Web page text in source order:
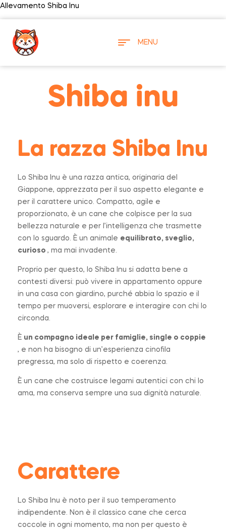
Allevamento Shiba Inu
MENU
Shiba inu
La razza Shiba Inu
Lo Shiba Inu è una razza antica, originaria del
Giappone, apprezzata per il suo aspetto elegante e
per il carattere unico. Compatto, agile e
proporzionato, è un cane che colpisce per la sua
bellezza naturale e per l’intelligenza che trasmette
con lo sguardo. È un animale equilibrato, sveglio,
curioso , ma mai invadente.
Proprio per questo, lo Shiba Inu si adatta bene a
contesti diversi: può vivere in appartamento oppure
in una casa con giardino, purché abbia lo spazio e il
tempo per muoversi, esplorare e interagire con chi lo
circonda.
È un compagno ideale per famiglie, single o coppie
, e non ha bisogno di un’esperienza cinofila
pregressa, ma solo di rispetto e coerenza.
È un cane che costruisce legami autentici con chi lo
ama, ma conserva sempre una sua dignità naturale.
Carattere
Lo Shiba Inu è noto per il suo temperamento
indipendente. Non è il classico cane che cerca
coccole in ogni momento, ma non per questo è